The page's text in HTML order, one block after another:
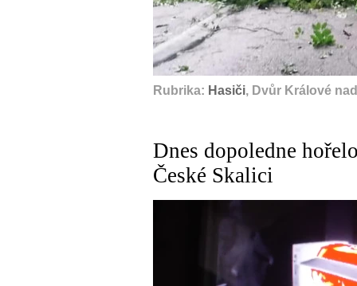
Rubrika: Hasiči, Dvůr Králové
Dnes dopoledne
České Skalici